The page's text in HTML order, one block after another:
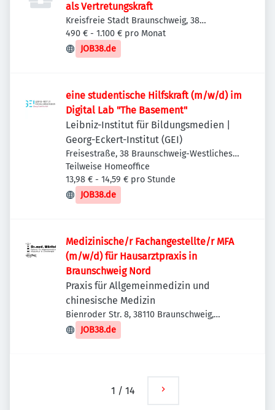
als Vertretungskraft
Kreisfreie Stadt Braunschweig, 38
Braunschweig, Deutschland
490 € - 1.100 € pro Monat
JOB38.de
eine studentische Hilfskraft (m/w/d) im
Digital Lab "The Basement"
Leibniz-Institut für Bildungsmedien |
Georg-Eckert-Institut (GEI)
Freisestraße, 38 Braunschweig-Westliches
Ringgebiet, Deutschland
Teilweise Homeoffice
13,98 € - 14,59 € pro Stunde
JOB38.de
Medizinische/r Fachangestellte/r MFA
(m/w/d) für Hausarztpraxis in
Braunschweig Nord
Praxis für Allgemeinmedizin und
chinesische Medizin
Bienroder Str. 8, 38110 Braunschweig,
Deutschland
JOB38.de
1 / 14